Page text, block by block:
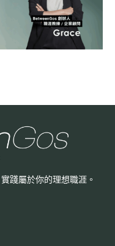
實踐屬於你的理想職涯。